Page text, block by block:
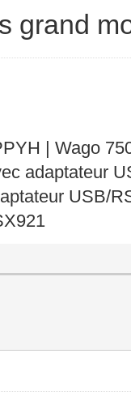
grand
| Wago
adaptateur
USB/